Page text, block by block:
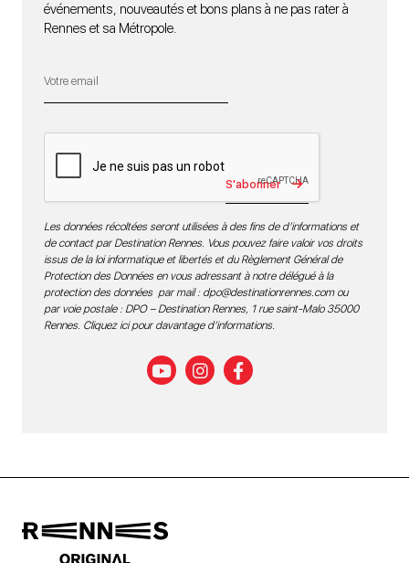
événements, nouveautés et bons plans à ne pas rater à
Rennes et sa Métropole.
S'abonner
Les données récoltées seront utilisées à des fins de d’informations et
de contact par Destination Rennes. Vous pouvez faire valoir vos droits
issus de la loi informatique et libertés et du Règlement Général de
Protection des Données en vous adressant à notre délégué à la
protection des données par mail : dpo@destinationrennes.comou
par voie postale : DPO – Destination Rennes, 1 rue saint-Malo 35000
Rennes. Cliquez ici pour davantage d’informations.